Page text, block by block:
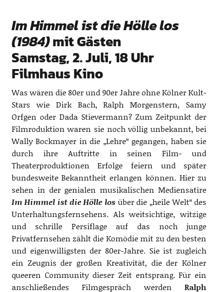
Im Himmel ist die Hölle los
(1984)mit Gästen
Samstag, 2. Juli, 18 Uhr
Filmhaus Kino
Was wären die 80er und 90er Jahre ohne Kölner Kult-
Stars wie Dirk Bach, Ralph Morgenstern, Samy
Orfgen oder Dada Stievermann? Zum Zeitpunkt der
Filmroduktion waren sie noch völlig unbekannt, bei
Wally Bockmayer in die „Lehre“ gegangen, haben sie
durch ihre Auftritte in seinen Film- und
Theaterproduktionen Erfolge feiern und später
bundesweite Bekanntheit erlangen können. Hier zu
sehen in der genialen musikalischen Mediensatire
Im Himmel ist die Hölle los über die „heile Welt“ des
Unterhaltungsfernsehens. Als weitsichtige, witzige
und schrille Persiflage auf das noch junge
Privatfernsehen zählt die Komödie mit zu den besten
und eigenwilligsten der 80er-Jahre. Sie ist zugleich
ein Zeugnis der großen Kreativität, die der Kölner
queeren Community dieser Zeit entsprang. Für ein
anschließendes Filmgespräch werdenRalph